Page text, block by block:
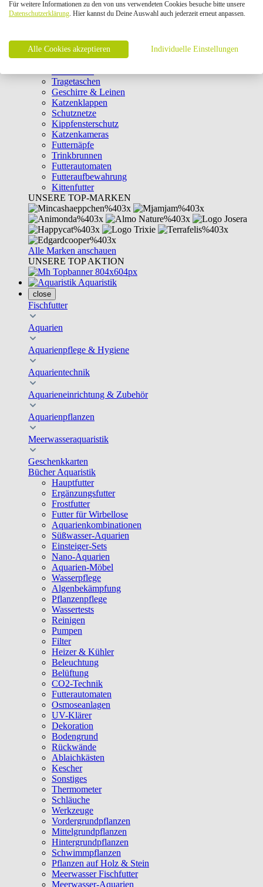
Intelligenzspielzeug
Laserpointer & Elektrospielzeug
Clicker & Target Sticks für Katzen
Weiteres Katzenspielzeug
Transportboxen
Tragetaschen
Geschirre & Leinen
Katzenklappen
Schutznetze
Kippfensterschutz
Katzenkameras
Futternäpfe
Trinkbrunnen
Futterautomaten
Futteraufbewahrung
Kittenfutter
UNSERE TOP-MARKEN
Alle Marken anschauen
UNSERE TOP AKTION
Aquaristik
close
Fischfutter
Aquarien
Aquarienpflege & Hygiene
Aquarientechnik
Aquarieneinrichtung & Zubehör
Aquarienpflanzen
Meerwasseraquaristik
Geschenkkarten
Bücher Aquaristik
Hauptfutter
Ergänzungsfutter
Frostfutter
Futter für Wirbellose
Aquarienkombinationen
Süßwasser-Aquarien
Einsteiger-Sets
Nano-Aquarien
Aquarien-Möbel
Wasserpflege
Algenbekämpfung
Pflanzenpflege
Wassertests
Reinigen
Pumpen
Filter
Heizer & Kühler
Beleuchtung
Belüftung
CO2-Technik
Futterautomaten
Osmoseanlagen
UV-Klärer
Dekoration
Bodengrund
Rückwände
Ablaichkästen
Kescher
Sonstiges
Thermometer
Schläuche
Werkzeuge
Vordergrundpflanzen
Mittelgrundpflanzen
Hintergrundpflanzen
Schwimmpflanzen
Pflanzen auf Holz & Stein
Meerwasser Fischfutter
Meerwasser-Aquarien
Für weitere Informationen zu den von uns verwendeten Cookies besuche bitte unsere
Datenschutzerklärung. Hier kannst du Deine Auswahl auch jederzeit erneut anpassen.
Alle Cookies akzeptieren Individuelle Einstellungen